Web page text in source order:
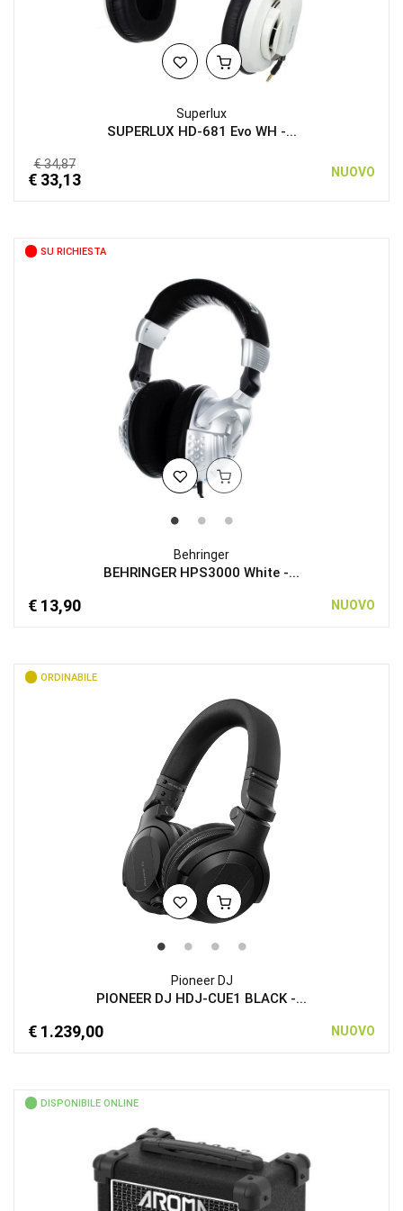
Superlux
SUPERLUX HD-681 Evo WH -...
€ 34,87
€ 33,13 NUOVO
SU RICHIESTA
Behringer
BEHRINGER HPS3000 White -...
€ 13,90 NUOVO
ORDINABILE
Pioneer DJ
PIONEER DJ HDJ-CUE1 BLACK -...
€ 1.239,00 NUOVO
DISPONIBILE ONLINE